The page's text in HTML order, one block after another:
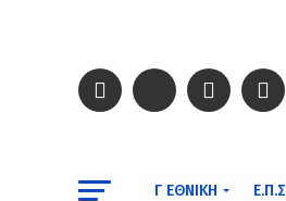
Γ ΕΘΝΙΚΉ